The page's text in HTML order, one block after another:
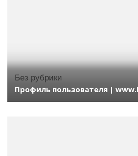
Без рубрики
Профиль пользователя |